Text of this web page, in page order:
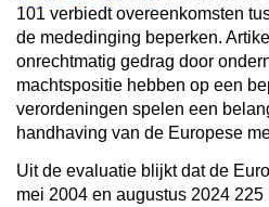
101 verbiedt overeenkomsten
de mededinging beperken.
onrechtmatig gedrag door
machtspositie hebben op een
verordeningen spelen een
handhaving van de Europese
Uit de evaluatie blijkt dat de
mei 2004 en augustus 2024